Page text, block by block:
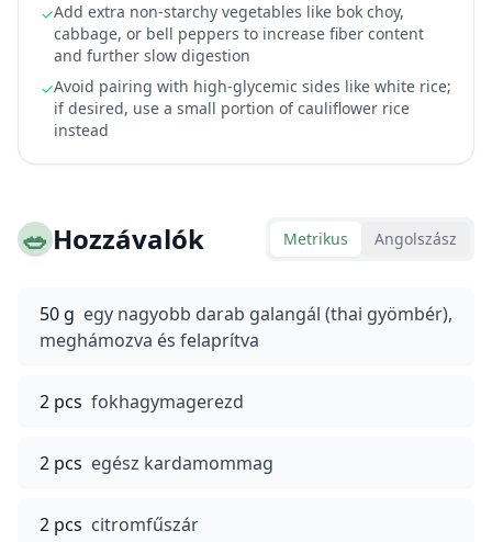
✓Add extra non-starchy vegetables like bok choy,
cabbage, or bell peppers to increase fiber content
and further slow digestion
✓Avoid pairing with high-glycemic sides like white rice;
if desired, use a small portion of cauliflower rice
instead
🥗Hozzávalók Metrikus Angolszász
50 g egy nagyobb darab galangál (thai gyömbér),
meghámozva és felaprítva
2 pcs fokhagymagerezd
2 pcs egész kardamommag
2 pcs citromfűszár